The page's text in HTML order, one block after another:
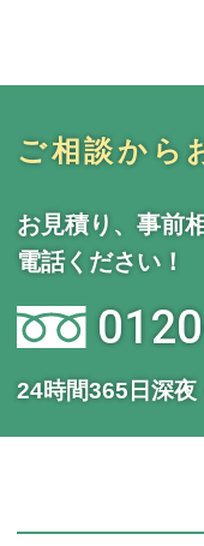
ご相談から
お見積り、事前
電話ください！
24時間365日深夜